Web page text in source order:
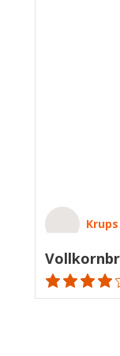
Krups
Bewertung